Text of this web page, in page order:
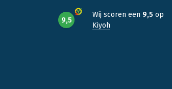
9,5
Wij scoren een 9,5 op
Kiyoh